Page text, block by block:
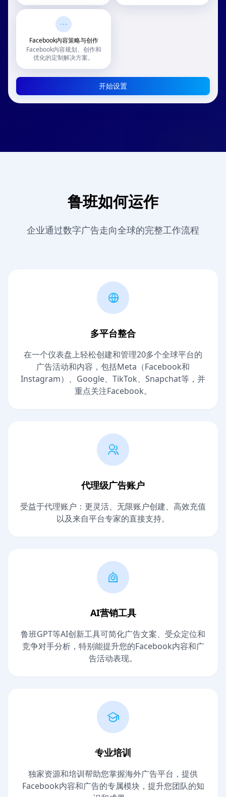
Facebook内容策略与创作
Facebook内容规划、创作和
优化的定制解决方案。
开始设置
鲁班如何运作
企业通过数字广告走向全球的完整工作流程
多平台整合
在一个仪表盘上轻松创建和管理20多个全球平台的
广告活动和内容，包括Meta（Facebook和
Instagram）、Google、TikTok、Snapchat等，并
重点关注Facebook。
代理级广告账户
受益于代理账户：更灵活、无限账户创建、高效充值
以及来自平台专家的直接支持。
AI营销工具
鲁班GPT等AI创新工具可简化广告文案、受众定位和
竞争对手分析，特别能提升您的Facebook内容和广
告活动表现。
专业培训
独家资源和培训帮助您掌握海外广告平台，提供
Facebook内容和广告的专属模块，提升您团队的知